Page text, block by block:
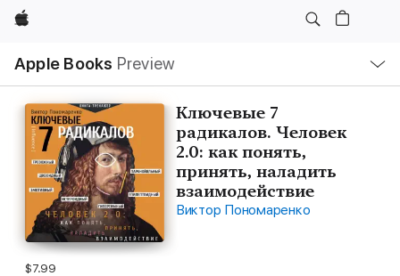
Apple
Apple Books Preview
Nav
Open
Menu
Ключевые 7
радикалов. Человек
2.0: как понять,
принять, наладить
взаимодействие
Виктор Пономаренко
$7.99